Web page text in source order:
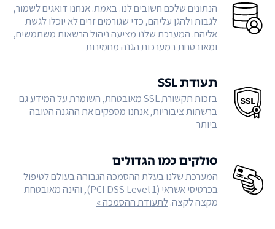
הנתונים שלכם חשובים לנו. באמת. אנחנו דואגים לשמור,
לגבות ולהגן עליהם, כדי שגורמים זרים לא יוכלו לגשת
אליהם. המערכת שלנו מציעה ניהול הרשאות משתמשים,
ומאובטחת במערכות הגנה מחמירות
תעודת SSL
בזכות תקשורת SSL מאובטחת, השומרת על המידע גם
ברשתות ציבוריות, אנחנו מספקים את ההגנה הטובה
ביותר
סולקים כמו הגדולים
המערכת שלנו בעלת ההסמכה הגבוהה בעולם לטיפול
בכרטיסי אשראי (PCI DSS Level 1), והינה מאובטחת
מקצה לקצה.לתעודת ההסמכה »